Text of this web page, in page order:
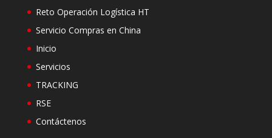
Reto Operación Logística HT
Servicio Compras en China
Inicio
Servicios
TRACKING
RSE
Contáctenos